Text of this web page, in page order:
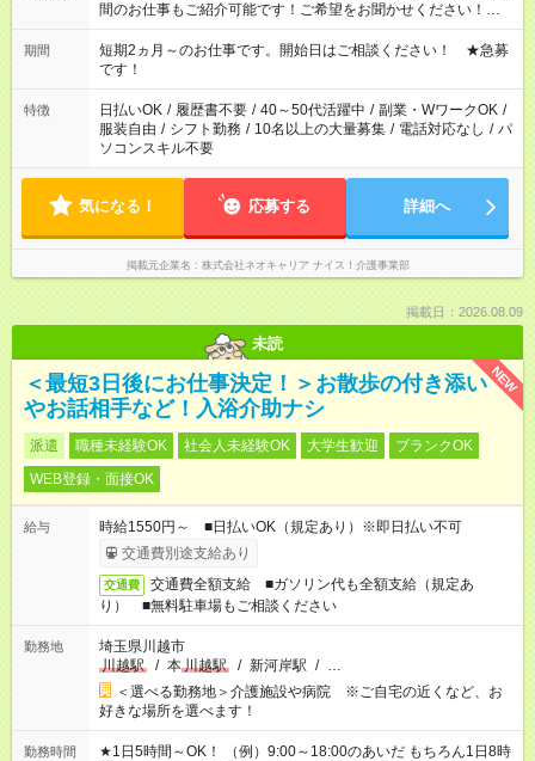
間のお仕事もご紹介可能です！ご希望をお聞かせください！★家
庭の都合でお休みが必要な場合も遠慮なくご相談ください。 ※
週最低15時間以上の勤務が必要です
期間
短期2ヵ月～のお仕事です。開始日はご相談ください！ ★急募
です！
特徴 日払いOK / 履歴書不要 / 40～50代活躍中 / 副業・WワークOK /
服装自由 / シフト勤務 / 10名以上の大量募集 / 電話対応なし / パ
ソコンスキル不要
気になる！ 応募する 詳細へ
掲載元企業名 株式会社ネオキャリア ナイス！介護事業部
掲載日：2026.08.09
未読
NEW
＜最短3日後にお仕事決定！＞お散歩の付き添い
やお話相手など！入浴介助ナシ
派遣 職種未経験OK 社会人未経験OK 大学生歓迎
ブランクOK
WEB登録・面接OK
給与
時給1550円～ ■日払いOK（規定あり）※即日払い不可
交通費別途支給あり
交通費
交通費全額支給 ■ガソリン代も全額支給（規定あ
り） ■無料駐車場もご相談ください
勤務地
埼玉県川越市
川越駅
/ 本川越駅 / 新河岸駅 / …
＜選べる勤務地＞介護施設や病院 ※ご自宅の近くなど、お
好きな場所を選べます！
勤務時間
★1日5時間～OK！ （例）9:00～18:00のあいだ もちろん1日8時